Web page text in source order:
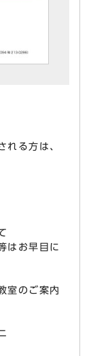
れる方は、
はお早目に
室のご案内